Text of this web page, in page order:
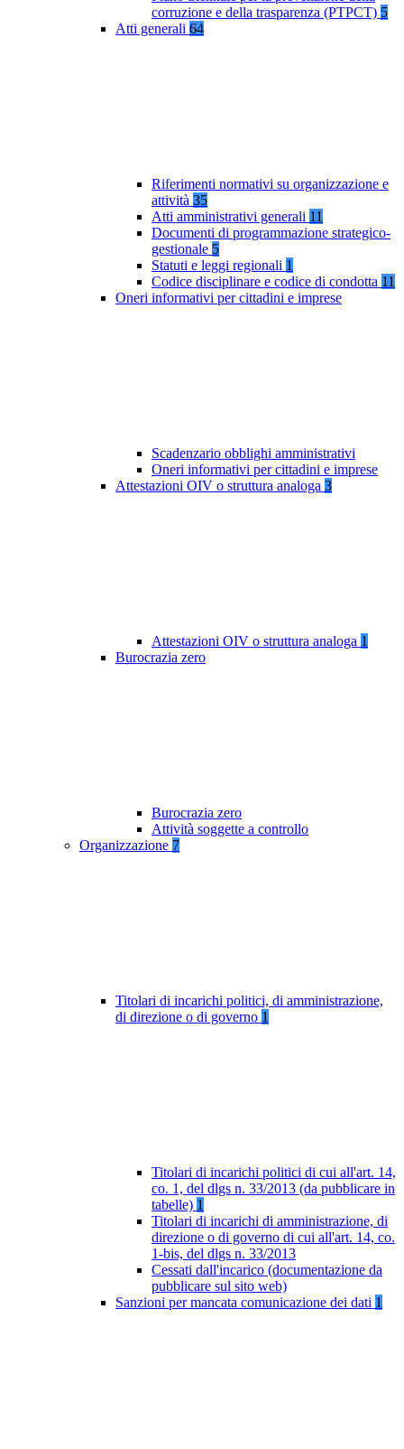
corruzione e della trasparenza (PTPCT) 5
Atti generali 64
Riferimenti normativi su organizzazione e
attività 35
Atti amministrativi generali 11
Documenti di programmazione strategico-
gestionale 5
Statuti e leggi regionali 1
Codice disciplinare e codice di condotta 11
Oneri informativi per cittadini e imprese
Scadenzario obblighi amministrativi
Oneri informativi per cittadini e imprese
Attestazioni OIV o struttura analoga 3
Attestazioni OIV o struttura analoga 1
Burocrazia zero
Burocrazia zero
Attività soggette a controllo
Organizzazione 7
Titolari di incarichi politici, di amministrazione,
di direzione o di governo 1
Titolari di incarichi politici di cui all'art. 14,
co. 1, del dlgs n. 33/2013 (da pubblicare in
tabelle) 1
Titolari di incarichi di amministrazione, di
direzione o di governo di cui all'art. 14, co.
1-bis, del dlgs n. 33/2013
Cessati dall'incarico (documentazione da
pubblicare sul sito web)
Sanzioni per mancata comunicazione dei dati 1